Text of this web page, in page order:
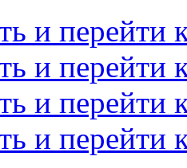
и перейти
и перейти
и перейти
и перейти